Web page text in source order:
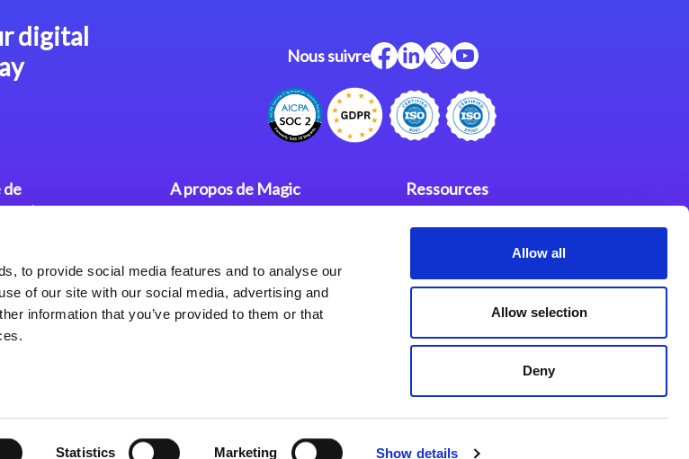
to provide social media features and to analyse our
of our site with our social media, advertising and
information that you’ve provided to them or that
Statistics Marketing Show details
Allow all
Allow selection
Deny
digital
Nous suivre
de
pour Magic
A propos de Magic
Politique de Confidentialité
Ressources
Support
Partenaires